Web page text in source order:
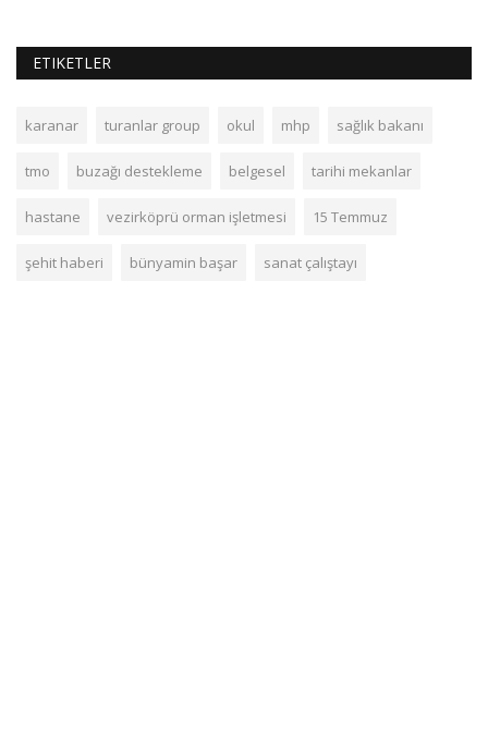
ETIKETLER
karanar turanlar group okul mhp sağlık bakanı
tmo buzağı destekleme belgesel tarihi mekanlar
hastane vezirköprü orman işletmesi 15 Temmuz
şehit haberi bünyamin başar sanat çalıştayı